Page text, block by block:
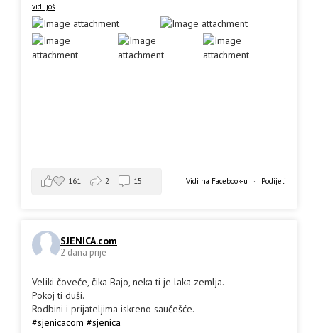
vidi još
Vidi na Facebook-u · Podijeli
161 2 15
SJENICA.com
2 dana prije
Veliki čoveče, čika Bajo, neka ti je laka zemlja.
Pokoj ti duši.
Rodbini i prijateljima iskreno saučešće.
#sjenicacom #sjenica